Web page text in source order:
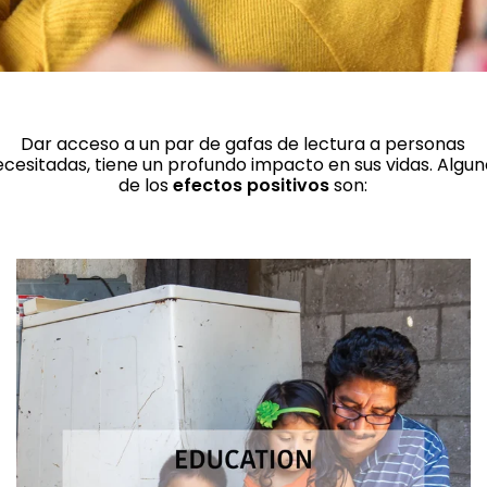
Dar acceso a un par de gafas de lectura a personas
tiene un profundo impacto en sus vidas.
de losefectos positivosson: